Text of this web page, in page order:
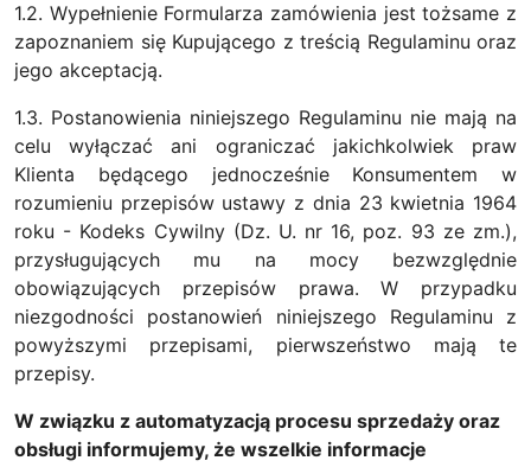
1.2. Wypełnienie Formularza zamówienia jest tożsame z
zapoznaniem się Kupującego z treścią Regulaminu oraz
jego akceptacją.
1.3. Postanowienia niniejszego Regulaminu nie mają na
celu wyłączać ani ograniczać jakichkolwiek praw
Klienta będącego jednocześnie Konsumentem w
rozumieniu przepisów ustawy z dnia 23 kwietnia 1964
roku - Kodeks Cywilny (Dz. U. nr 16, poz. 93 ze zm.),
przysługujących mu na mocy bezwzględnie
obowiązujących przepisów prawa. W przypadku
niezgodności postanowień niniejszego Regulaminu z
powyższymi przepisami, pierwszeństwo mają te
przepisy.
W związku z automatyzacją procesu sprzedaży oraz
obsługi informujemy, że wszelkie informacje